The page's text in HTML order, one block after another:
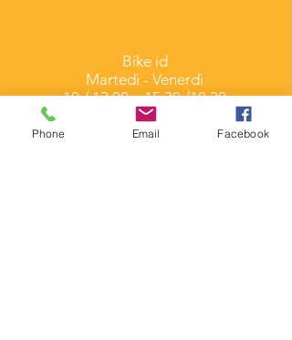
Bike id
Martedì - Venerdì
10 / 13.00 e 15.30 /18.30
Brompton Junction
Phone Email Facebook